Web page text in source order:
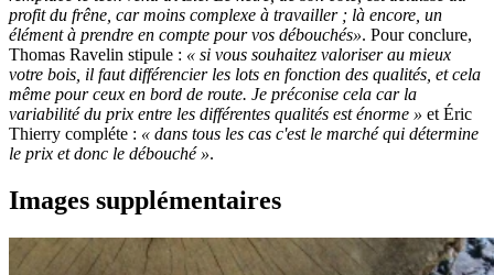
profit du frêne, car moins complexe à travailler ; là encore, un
élément à prendre en compte pour vos débouchés». Pour conclure,
Thomas Ravelin stipule : « si vous souhaitez valoriser au mieux
votre bois, il faut différencier les lots en fonction des qualités, et cela
même pour ceux en bord de route. Je préconise cela car la
variabilité du prix entre les différentes qualités est énorme » et Éric
Thierry compléte : « dans tous les cas c'est le marché qui détermine
le prix et donc le débouché ».
Images supplémentaires